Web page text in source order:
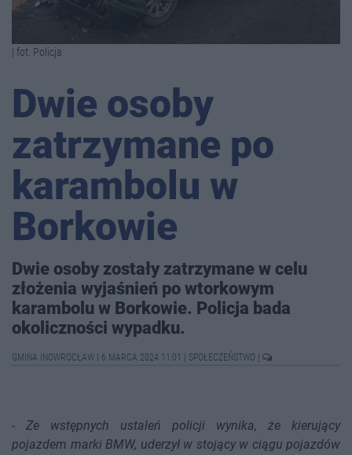
| fot. Policja
Dwie osoby
zatrzymane po
karambolu w
Borkowie
Dwie osoby zostały zatrzymane w celu
złożenia wyjaśnień po wtorkowym
karambolu w Borkowie. Policja bada
okoliczności wypadku.
GMINA INOWROCŁAW 6 MARCA 2024 11:01 SPOŁECZEŃSTWO
- Ze wstępnych ustaleń policji wynika, że kierujący
pojazdem marki BMW, uderzył w stojący w ciągu pojazdów